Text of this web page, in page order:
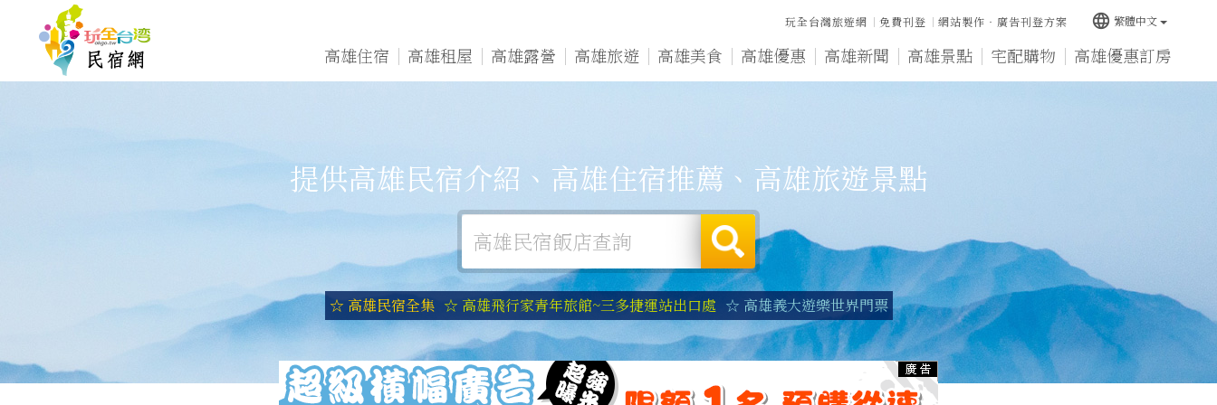
高雄住宿 高雄租屋 高雄露營 高雄旅遊 高雄美食 高雄優惠 高雄新聞 高雄景點 宅配購物 高雄優惠訂房
玩全台灣旅遊網 免費刊登 網站製作‧廣告刊登方案 language 繁體中文
提供高雄民宿介紹、高雄住宿推薦、高雄旅遊景點
☆ 高雄民宿全集 ☆ 高雄飛行家青年旅館~三多捷運站出口處 ☆ 高雄義大遊樂世界門票